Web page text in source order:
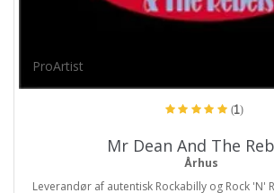
ProArtist
(1)
Mr Dean And The
Århus
Leverandør af autentisk Rockabilly og Rock 'N'